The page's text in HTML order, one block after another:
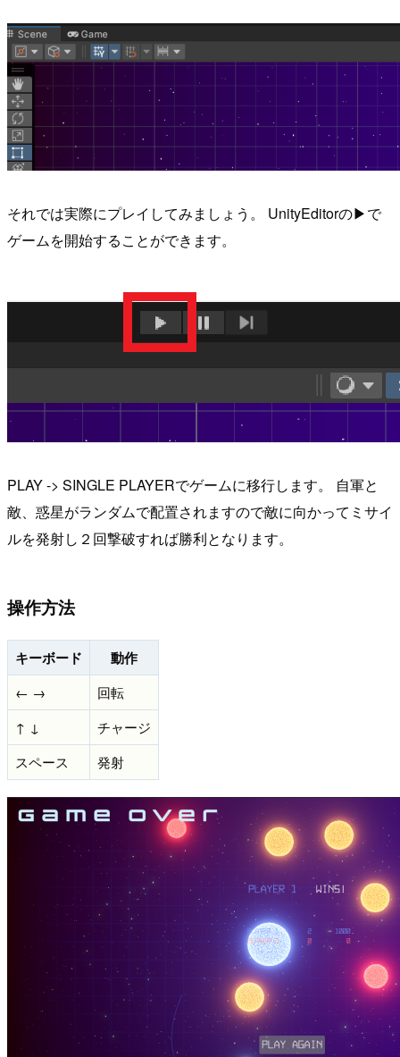
それでは実際にプレイしてみましょう。 UnityEditorの▶で
ゲームを開始することができます。
PLAY -> SINGLE PLAYERでゲームに移行します。 自軍と
敵、惑星がランダムで配置されますので敵に向かってミサイ
ルを発射し２回撃破すれば勝利となります。
操作方法
キーボード 動作
← →
回転
↑ ↓
チャージ
スペース
発射